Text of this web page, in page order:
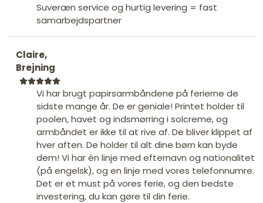
Suveræn service og hurtig levering = fast
samarbejdspartner
Claire,
Brejning
Vi har brugt papirsarmbåndene på ferierne de
sidste mange år. De er geniale! Printet holder til
poolen, havet og indsmørring i solcreme, og
armbåndet er ikke til at rive af. De bliver klippet af
hver aften. De holder til alt dine børn kan byde
dem! Vi har èn linje med efternavn og nationalitet
(på engelsk), og en linje med vores telefonnumre.
Det er et must på vores ferie, og den bedste
investering, du kan gøre til din ferie.